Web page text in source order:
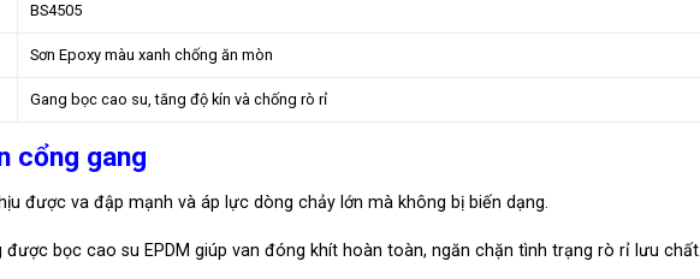
BS4505
Sơn Epoxy màu xanh chống ăn mòn
Gang bọc cao su, tăng độ kín và chống rò rỉ
cổng gang
được va đập mạnh và áp lực dòng chảy lớn mà không bị biến dạng.
bọc cao su EPDM giúp van đóng khít hoàn toàn, ngăn chặn tình trạng rò rỉ lưu chất.